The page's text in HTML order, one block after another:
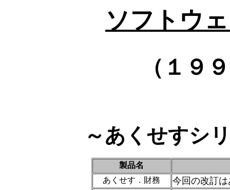
ソフトウ
（１９
～あくせすシ
製品名
あくせす．財務
今回の改訂